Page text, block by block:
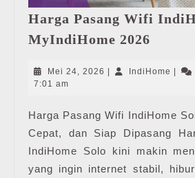
Harga Pasang Wifi
MyIndiHome 2026
Wifi
|
2026
Mei 24, 2026 Mei
IndiHome
7:01 am
Harga Pasang Wifi IndiHome
Cepat, dan Siap Dipasang
IndiHome Solo kini makin
yang ingin internet stabil,